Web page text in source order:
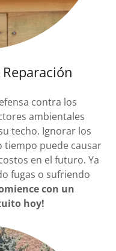
contra los
ambientales
techo. Ignorar los
tiempo puede causar
en el futuro. Ya
fugas o sufriendo
con un
hoy!